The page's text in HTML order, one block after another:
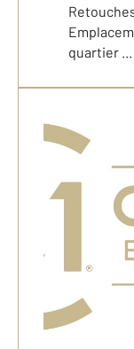
quartier ...